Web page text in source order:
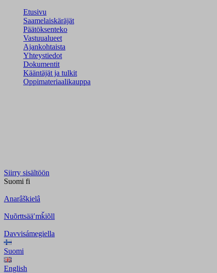
Etusivu
Saamelaiskäräjät
Päätöksenteko
Vastuualueet
Ajankohtaista
Yhteystiedot
Dokumentit
Kääntäjät ja tulkit
Oppimateriaalikauppa
Siirry sisältöön
Suomi fi
Anarâškielâ
Nuõrttsääʹmǩiõll
Davvisámegiella
Suomi
English